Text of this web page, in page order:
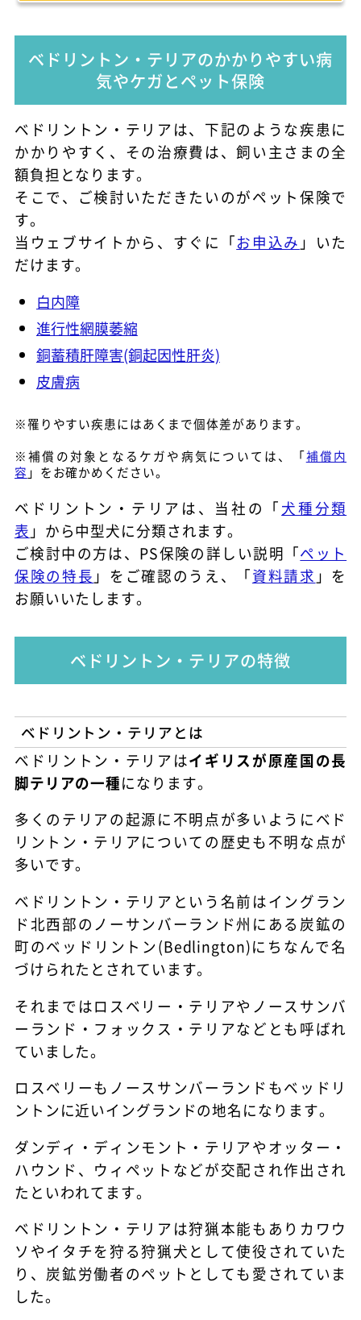
ベドリントン・テリアのかかりやすい病
気やケガとペット保険
ベドリントン・テリアは、下記のような疾患に
かかりやすく、その治療費は、飼い主さまの全
額負担となります。
そこで、ご検討いただきたいのがペット保険で
す。
当ウェブサイトから、すぐに「お申込み 」いた
だけます。
白内障
進行性網膜萎縮
銅蓄積肝障害(銅起因性肝炎)
皮膚病
※罹りやすい疾患にはあくまで個体差があります。
※補償の対象となるケガや病気については、「補償内
容 」をお確かめください。
ベドリントン・テリアは、当社の「 犬種分類
表 」から中型犬に分類されます。
ご検討中の方は、PS保険の詳しい説明「ペット
保険の特長 」をご確認のうえ、「資料請求 」を
お願いいたします。
ベドリントン・テリアの特徴
ベドリントン・テリアとは
ベドリントン・テリアはイギリスが原産国の長
脚テリアの一種になります。
多くのテリアの起源に不明点が多いようにベド
リントン・テリアについての歴史も不明な点が
多いです。
ベドリントン・テリアという名前はイングラン
ド北西部のノーサンバーランド州にある炭鉱の
町のベッドリントン(Bedlington)にちなんで名
づけられたとされています。
それまではロスベリー・テリアやノースサンバ
ーランド・フォックス・テリアなどとも呼ばれ
ていました。
ロスベリーもノースサンバーランドもベッドリ
ントンに近いイングランドの地名になります。
ダンディ・ディンモント・テリアやオッター・
ハウンド、ウィペットなどが交配され作出され
たといわれてます。
ベドリントン・テリアは狩猟本能もありカワウ
ソやイタチを狩る狩猟犬として使役されていた
り、炭鉱労働者のペットとしても愛されていま
した。